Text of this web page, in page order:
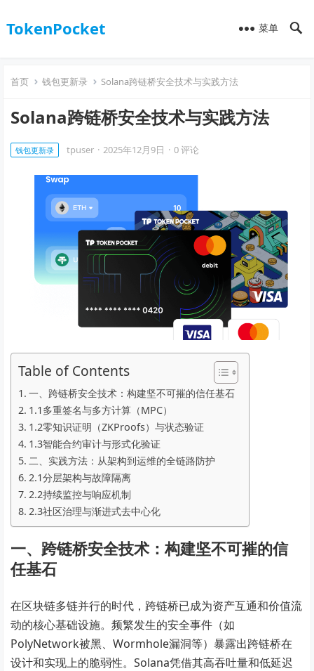
TokenPocket 菜单
首页 钱包更新录 Solana跨链桥安全技术与实践方法
Solana跨链桥安全技术与实践方法
钱包更新录 tpuser · 2025年12月9日 · 0 评论
Table of Contents
一、跨链桥安全技术：构建坚不可摧的信任基石
1.1多重签名与多方计算（MPC）
1.2零知识证明（ZKProofs）与状态验证
1.3智能合约审计与形式化验证
二、实践方法：从架构到运维的全链路防护
2.1分层架构与故障隔离
2.2持续监控与响应机制
2.3社区治理与渐进式去中心化
一、跨链桥安全技术：构建坚不可摧的信
任基石
在区块链多链并行的时代，跨链桥已成为资产互通和价值流
动的核心基础设施。频繁发生的安全事件（如
PolyNetwork被黑、Wormhole漏洞等）暴露出跨链桥在
设计和实现上的脆弱性。Solana凭借其高吞吐量和低延迟